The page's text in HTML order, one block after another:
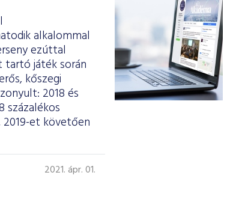
alkalommal
ezúttal
tartó játék során
kőszegi
2018 és
százalékos
2019-et követően
2021. ápr. 01.